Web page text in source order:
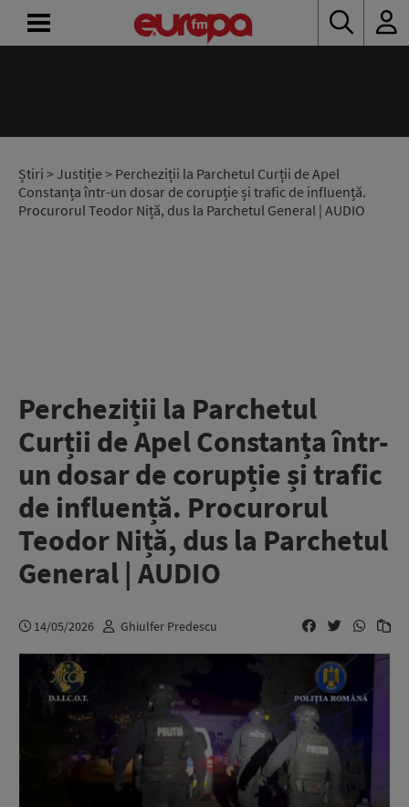
Știri > Justiție> Percheziții la Parchetul Curții de Apel
Constanța într-un dosar de corupție și trafic de influență.
Procurorul Teodor Niță, dus la Parchetul General | AUDIO
Percheziții la Parchetul
Curții de Apel Constanța într-
un dosar de corupție și trafic
de influență. Procurorul
Teodor Niță, dus la Parchetul
General | AUDIO
14/05/2026 Ghiulfer Predescu
RADIO
CONCURSURI